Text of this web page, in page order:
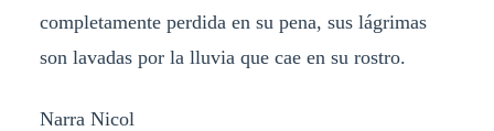
completamente perdida en su pena, sus lágrimas
son lavadas por la lluvia que cae en su rostro.
Narra Nicol